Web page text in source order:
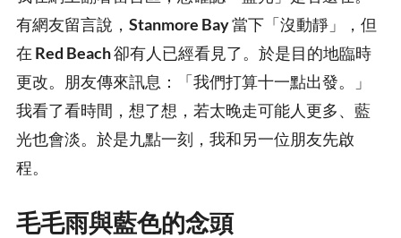
有網友留言說， Stanmore Bay當下「沒動靜」，但
在 Red Beach卻有人已經看見了。於是目的地臨時
更改。朋友傳來訊息：「我們打算十一點出發。」
我看了看時間，想了想，若太晚走可能人更多、藍
光也會淡。於是九點一刻，我和另一位朋友先啟
程。
毛毛雨與藍色的念頭